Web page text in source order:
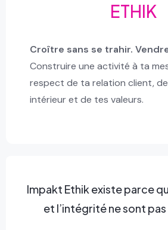
ETHIK
Croître sans se trahir.
Construire une activité à ta
respect de ta relation client,
intérieur et de tes valeurs.
Impakt Ethik existe parce
et l’intégrité ne sont